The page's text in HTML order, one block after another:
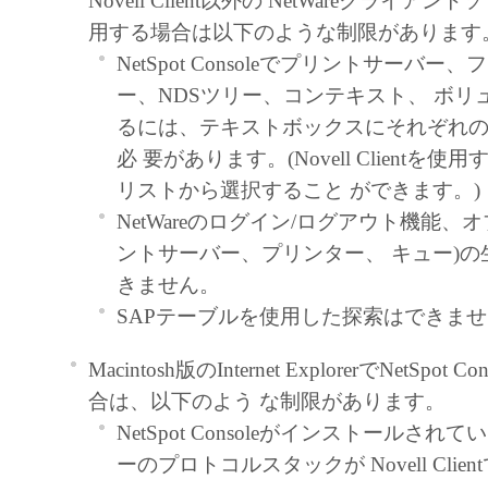
たはキヤノンのライセンサーのい
も、明示たると黙示たるとを問わ
ってお客様に譲渡あるいは許諾さ
ません。
制限
お客様は、再使用許諾、譲渡、販
もしくは貸与その他の方法により
フトウェア」を使用させることは
お客様は、「本ソフトウェア」の
修正、改変、逆コンパイル、逆ア
ん。また第三者にこのような行為
せん。
帰属
「本ソフトウェア」に係る権原および
用する場合は以下のような制限があります
NetSpot Consoleでプリントサーバー、
ー、NDSツリー、コンテキスト、 ボリ
るには、テキストボックスにそれぞれ
必 要があります。(Novell Clientを使用
リストから選択すること ができます。)
NetWareのログイン/ログアウト機能、
ントサーバー、プリンター、 キュー)
きません。
SAPテーブルを使用した探索はできま
Macintosh版のInternet ExplorerでNetSpot
合は、以下のよう な制限があります。
NetSpot Consoleがインストールされて
ーのプロトコルスタックが Novell